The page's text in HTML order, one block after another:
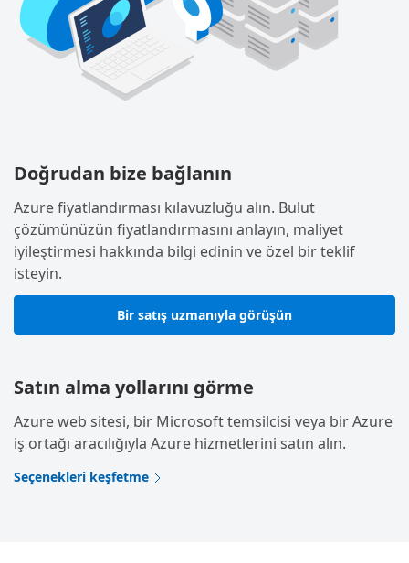
Doğrudan bize bağlanın
Azure fiyatlandırması kılavuzluğu alın. Bulut
çözümünüzün fiyatlandırmasını anlayın, maliyet
iyileştirmesi hakkında bilgi edinin ve özel bir teklif
isteyin.
Bir satış uzmanıyla görüşün
Satın alma yollarını görme
Azure web sitesi, bir Microsoft temsilcisi veya bir Azure
iş ortağı aracılığıyla Azure hizmetlerini satın alın.
Seçenekleri keşfetme